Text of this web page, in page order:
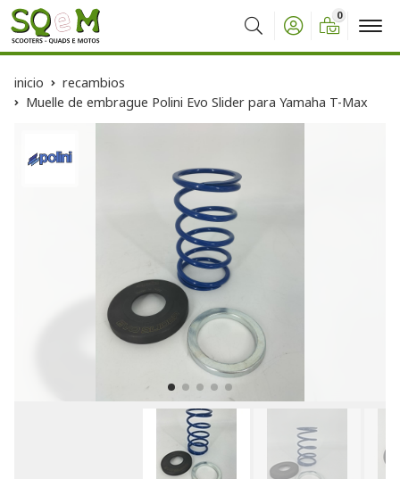
Buscar
0
inicio
recambios
Muelle de embrague Polini Evo Slider para Yamaha T-Max